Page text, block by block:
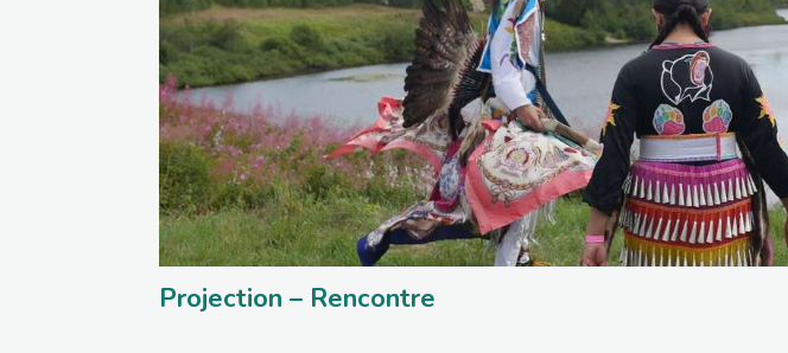
Projection – Rencontre